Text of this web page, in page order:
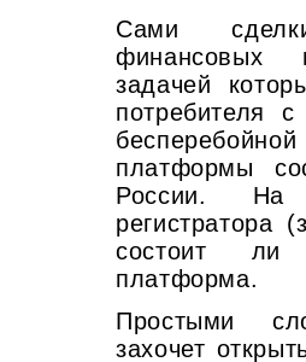
Сами
финансовых
задачей
потребителя
платформы
России. На
регистратора
состоит
платформа.
Простыми
захочет